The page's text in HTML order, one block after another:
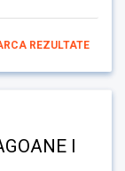
REZULTATE
I